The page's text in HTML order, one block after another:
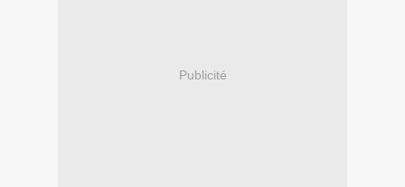
Publicité